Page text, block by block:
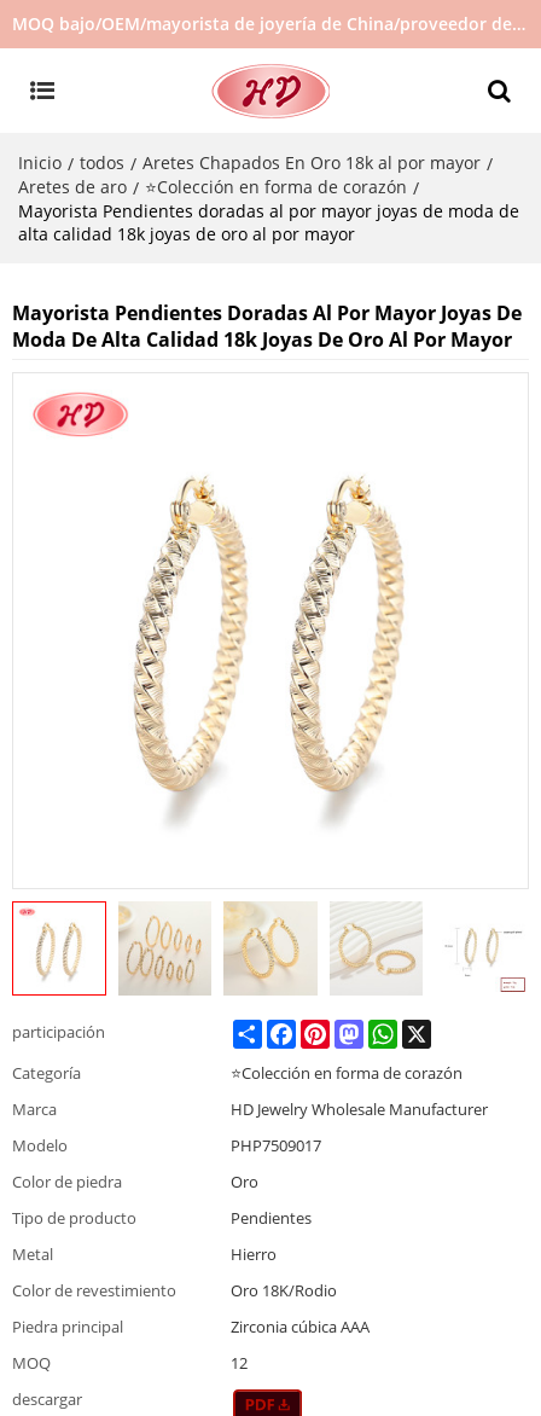
MOQ bajo/OEM/mayorista de joyería de China/proveedor de joyas/joyería de gran venta en stock/no hay joyas de segunda mano
Inicio / todos / Aretes Chapados En Oro 18k al por mayor /
Aretes de aro / ⭐Colección en forma de corazón /
Mayorista Pendientes doradas al por mayor joyas de moda de
alta calidad 18k joyas de oro al por mayor
Mayorista Pendientes Doradas Al Por Mayor Joyas De
Moda De Alta Calidad 18k Joyas De Oro Al Por Mayor
participación ShareFacebookPinterestMastodonWhatsApp
Categoría
⭐Colección en forma de corazón
Marca
HD Jewelry Wholesale Manufacturer
Modelo
PHP7509017
Color de piedra
Oro
Tipo de producto
Pendientes
Metal
Hierro
Color de revestimiento
Oro 18K/Rodio
Piedra principal
Zirconia cúbica AAA
MOQ
12
descargar